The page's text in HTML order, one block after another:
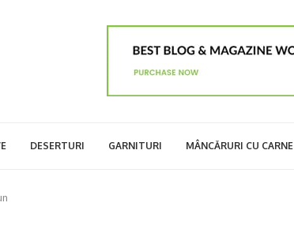
DESERTURI GARNITURI MÂNCĂRURI CU CARNE